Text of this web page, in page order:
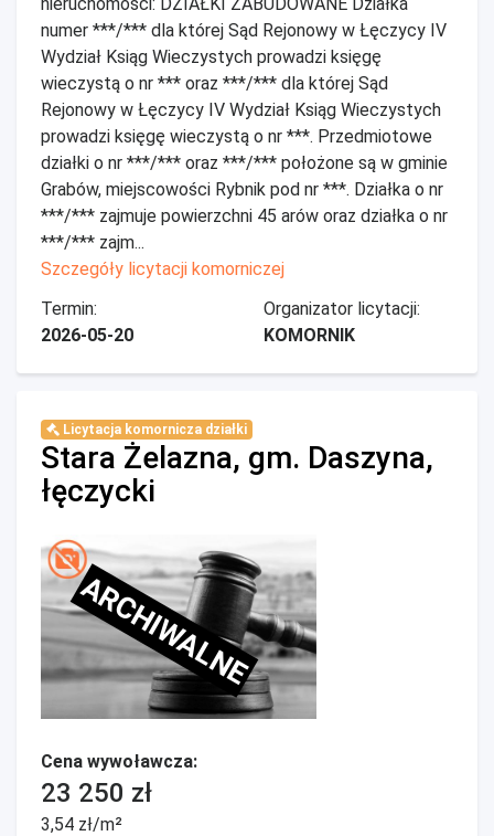
numer ***/*** dla której Sąd Rejonowy w Łęczycy IV
Wydział Ksiąg Wieczystych prowadzi księgę
wieczystą o nr *** oraz ***/*** dla której Sąd
Rejonowy w Łęczycy IV Wydział Ksiąg Wieczystych
prowadzi księgę wieczystą o nr ***. Przedmiotowe
działki o nr ***/*** oraz ***/*** położone są w gminie
Grabów, miejscowości Rybnik pod nr ***. Działka o nr
***/*** zajmuje powierzchni 45 arów oraz działka o nr
***/*** zajm...
Szczegóły licytacji komorniczej
Termin:
2026-05-20
Organizator licytacji:
KOMORNIK
Licytacja komornicza działki
Stara Żelazna, gm. Daszyna,
łęczycki
ARCHIWALNE
Cena wywoławcza:
23 250 zł
3,54 zł/m²